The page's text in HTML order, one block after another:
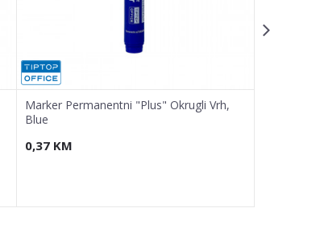
Marker Permanentni "Plus" Okrugli Vrh,
Blue
0,37 KM